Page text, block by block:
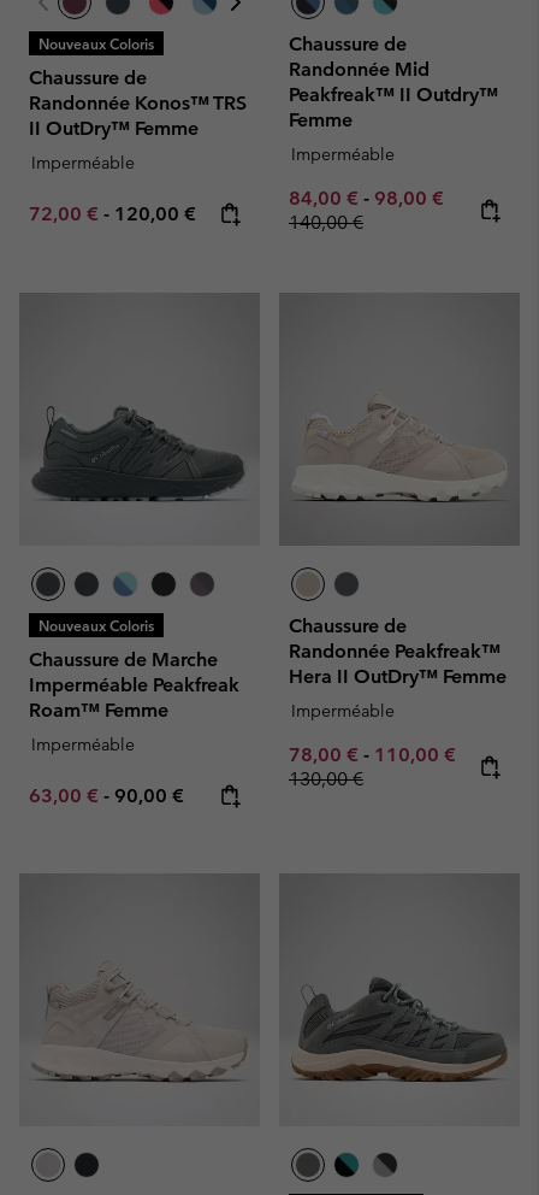
Nouveaux Coloris
Chaussure de
Randonnée Konos™ TRS
II OutDry™ Femme
Imperméable
Minimum sale price:
72,00 € - Maximum price:
120,00 €
Chaussure de
Randonnée Mid
Peakfreak™ II Outdry™
Femme
Imperméable
Minimum sale price:
84,00 € - Maximum sale
98,00 € Regular
140,00 €
Nouveaux Coloris
Chaussure de Marche
Imperméable Peakfreak
Roam™ Femme
Imperméable
Minimum sale price:
63,00 € - Maximum price:
90,00 €
Chaussure de
Randonnée Peakfreak™
Hera II OutDry™ Femme
Imperméable
Minimum sale price:
78,00 € - Maximum sale
110,00 € Regular
130,00 €